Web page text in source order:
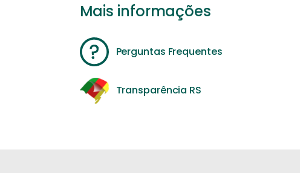
Mais informações
Perguntas Frequentes
Transparência RS